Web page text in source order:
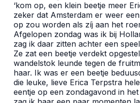
‘kom op, een klein beetje meer
zeker dat Amsterdam er weer
op zou worden als zíj aan het
Afgelopen zondag was ik bij
zag ik daar zitten achter een
Ze zat een beetje verdekt
wandelstok leunde tegen de
haar. Ik was er een beetje
die leuke, lieve Erica Terpstra
eentje op een zondagavond in